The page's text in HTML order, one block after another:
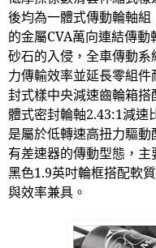
後均為一體式傳動輪軸
的金屬CVA萬向連結傳動
砂石的入侵，全車傳動
力傳輸效率並延長零組
封式樣中央減速齒輪箱
體式密封輪軸2.43:1減速
是屬於低轉速高扭力驅
有差速器的傳動型態，主
黑色1.9英吋輪框搭配軟
與效率兼具。